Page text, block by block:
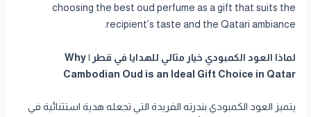
choosing the best oud perfume as a gift that suits the
recipient’s taste and the Qatari ambiance.
لماذا العود الكمبودي خيار مثالي للهدايا في قطر | Why
Cambodian Oud is an Ideal Gift Choice in Qatar
يتميز العود الكمبودي بندرته الفريدة التي تجعله هدية استثنائية في